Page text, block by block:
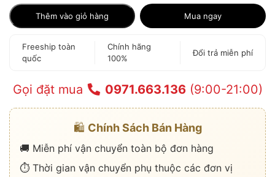
Thêm vào giỏ hàng Mua ngay
Freeship toàn
quốc
Chính hãng
100%
Đổi trả miễn phí
Gọi đặt mua 0971.663.136(9:00-21:00)
🛍️ Chính Sách Bán Hàng
🚚 Miễn phí vận chuyển toàn bộ đơn hàng
⏱️ Thời gian vận chuyển phụ thuộc các đơn vị